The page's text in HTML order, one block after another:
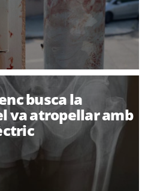
busca la
va atropellar amb